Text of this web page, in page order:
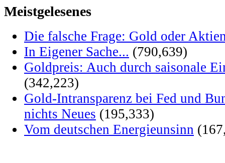
Meistgelesenes
Die falsche Frage: Gold oder
In Eigener Sache... (790,639)
Goldpreis: Auch durch saisonale
(342,223)
Gold-Intransparenz bei Fed und
nichts Neues (195,333)
Vom deutschen Energieunsinn